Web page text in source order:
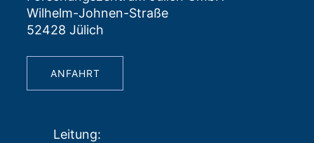
Wilhelm-Johnen-Straße
52428 Jülich
ANFAHRT
Leitung: